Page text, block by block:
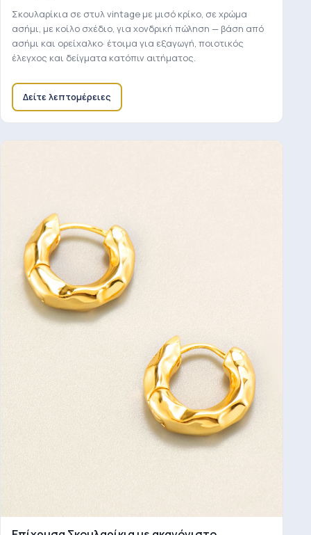
Σκουλαρίκια σε στυλ vintage με μισό κρίκο, σε χρώμα
ασήμι, με κοίλο σχέδιο, για χονδρική πώληση — βάση από
ασήμι και ορείχαλκο· έτοιμα για εξαγωγή, ποιοτικός
έλεγχος και δείγματα κατόπιν αιτήματος.
Δείτε λεπτομέρειες